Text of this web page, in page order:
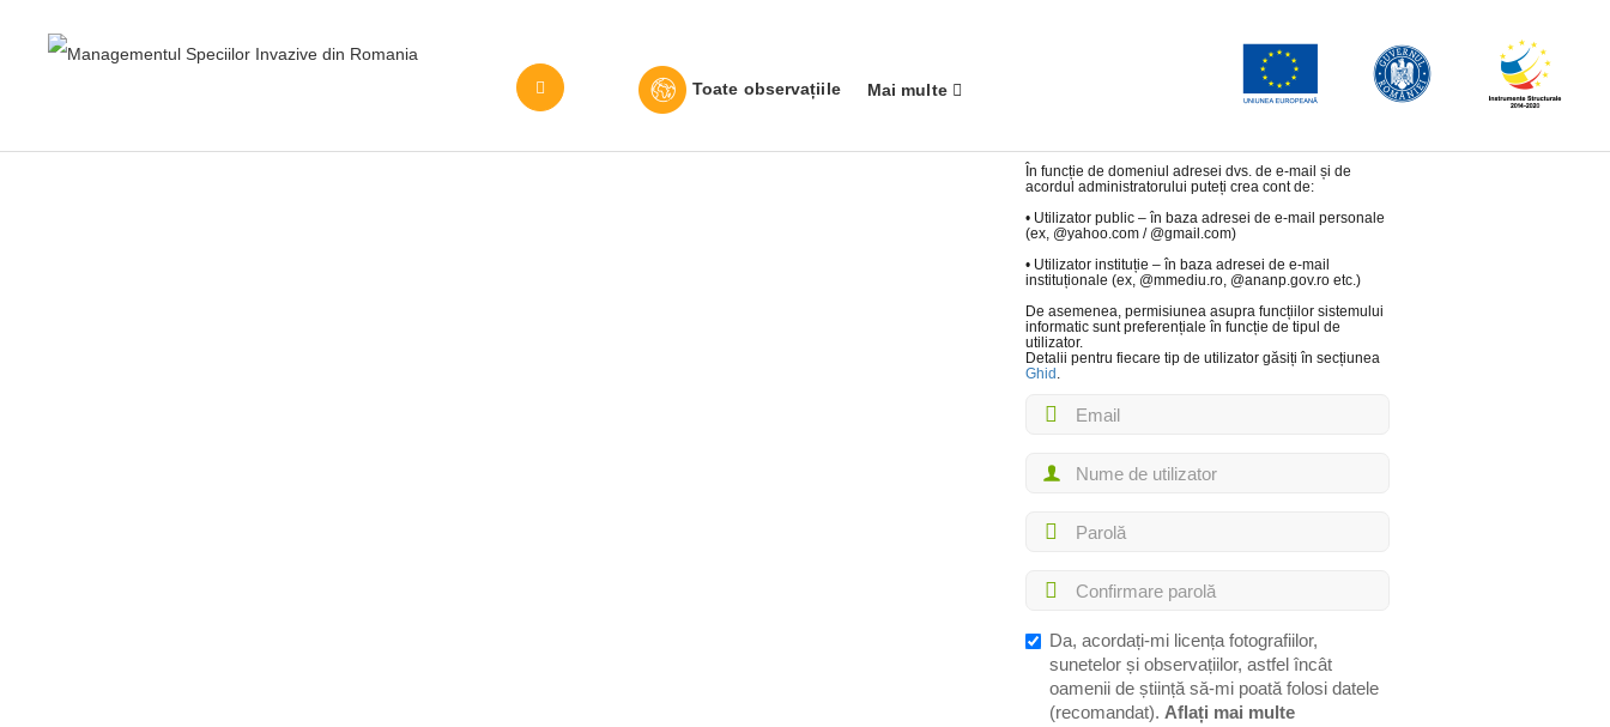
Toate observațiile Mai multe
În funcție de domeniul adresei dvs. de e-mail și de
acordul administratorului puteți crea cont de:
• Utilizator public – în baza adresei de e-mail personale
(ex, @yahoo.com / @gmail.com)
• Utilizator instituție – în baza adresei de e-mail
instituționale (ex, @mmediu.ro, @ananp.gov.ro etc.)
De asemenea, permisiunea asupra funcțiilor sistemului
informatic sunt preferențiale în funcție de tipul de
utilizator.
Detalii pentru fiecare tip de utilizator găsiți în secțiunea
Ghid .
Da, acordați-mi licența fotografiilor,
sunetelor și observațiilor, astfel încât
oamenii de știință să-mi poată folosi datele
(recomandat). Aflați mai multe